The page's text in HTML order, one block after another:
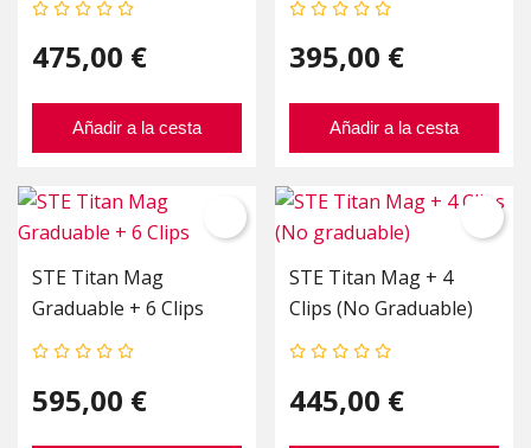
475,00 €
Añadir a la cesta
395,00 €
Añadir a la cesta
STE Titan Mag
Graduable + 6 Clips
595,00 €
STE Titan Mag + 4
Clips (No Graduable)
445,00 €